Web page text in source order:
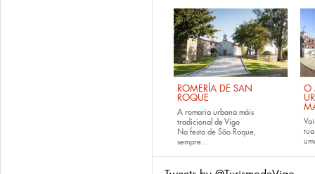
ROMERÍA DE SAN
ROQUE
A romaria urbana máis
tradicional de Vigo
Na festa de São Roque,
sempre...
O